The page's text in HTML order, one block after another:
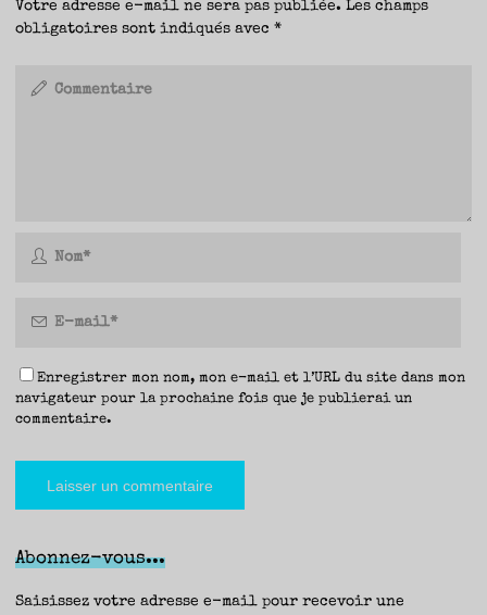
Votre adresse e-mail ne sera pas publiée. Les champs
obligatoires sont indiqués avec*
Enregistrer mon nom, mon e-mail et l’URL du site dans mon
navigateur pour la prochaine fois que je publierai un
commentaire.
Abonnez-vous...
Saisissez votre adresse e-mail pour recevoir une